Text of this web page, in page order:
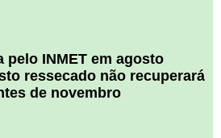
pelo INMET em agosto
ressecado não recuperará
de novembro